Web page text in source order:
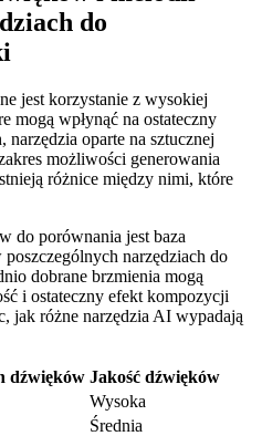
do
jest korzystanie z wysokiej
mogą wpłynąć na ostateczny
oparte na sztucznej
możliwości generowania
różnice między nimi, które
do porównania jest baza
narzędziach do
dobrane brzmienia mogą
i ostateczny efekt kompozycji
jak różne narzędzia AI wypadają
dźwięków Jakość dźwięków
Wysoka
Średnia